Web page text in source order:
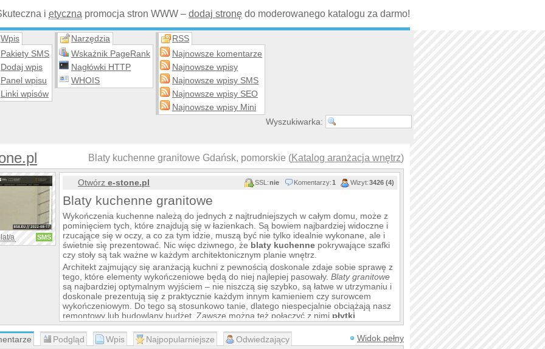
i etyczna promocja stron WWW – dodaj stronę do moderowanego katalogu za darmo!
Wpis
Pakiety SMS
Dodaj wpis
Panel wpisu
Linki wpisów
Narzędzia
Wskaźnik PageRank
Nagłówki HTTP
WHOIS
RSS
Najnowsze komentarze
Najnowsze wpisy
Najnowsze wpisy SMS
Najnowsze wpisy SEO
Najnowsze wpisy Mini
Wyszukiwarka:
Blaty kuchenne granitowe Gdańsk, pomorskie (Katalog aranżacja wnętrz)
a SMS
Otwórz e-stone.pl SSL:nie Komentarzy:1 Wizyt:3426 (4)
Blaty kuchenne granitowe
Wykończenia kuchenne należą do jednych z najtrudniejszych w całym domu, może z
pominięciem tych, które znajdują się w łazienkach. Są bowiem najbardziej widoczne i
rzucające się w oczy, a co za tym idzie, muszą być nie tylko idealnie wykonane, ale i
świetnie się prezentować. Nic więc dziwnego, że blaty kuchenne pokrywające szafki
czy stoły są tak ważne w każdym architektonicznym planie wnętrz.
Architekt zajmujący się aranżacją kuchni z pewnością doskonale zdaje sobie sprawę z
tego, które elementy wykończeniowe będą do niej najlepiej pasowały. Blaty granitowe
są najbardziej optymalnym wyjściem – nie niszczą się szybko, są łatwe w utrzymaniu i
doskonale prezentują się z praktycznie każdym innym kamieniem czy surowcem
wykończeniowym. Do tego są stosunkowo tanie, dlatego niespecjalnie obciążają nasz
remontowy lub budowlany budżet. Zawsze można też połączyć z nimi płytki
granitowe, dzięki czemu całość tworzyć będzie fantastyczną i nieprzewidywalną
całość, której efekt estetyczny zachwyci nawet wyjątkowych estetów.
Podgląd Wpis Najpopularniejsze Odwiedzający Widok pełny